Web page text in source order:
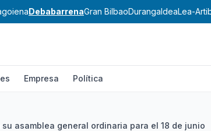
DebabarrenaGran BilbaoDurangaldeaLea-
Empresa Política
su asamblea general ordinaria para el 18 de junio